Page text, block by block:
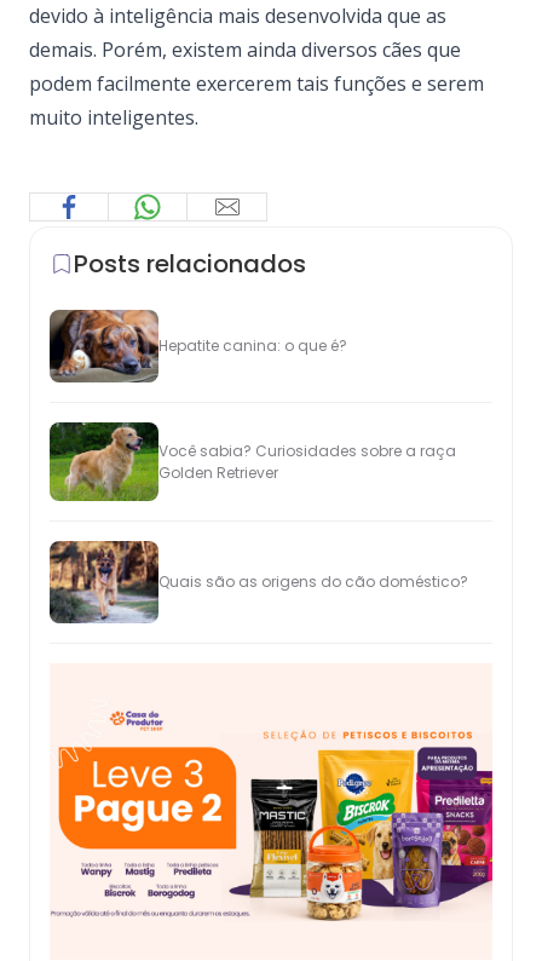
devido à inteligência mais desenvolvida que as
demais. Porém, existem ainda diversos cães que
podem facilmente exercerem tais funções e serem
muito inteligentes.
Posts relacionados
Hepatite canina: o que é?
Você sabia? Curiosidades sobre a raça
Golden Retriever
Quais são as origens do cão doméstico?